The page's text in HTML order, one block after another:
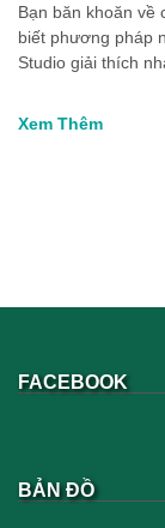
Bạn băn khoăn về
biết phương pháp
Studio giải thích
Xem Thêm
FACEBOOK
BẢN ĐỒ